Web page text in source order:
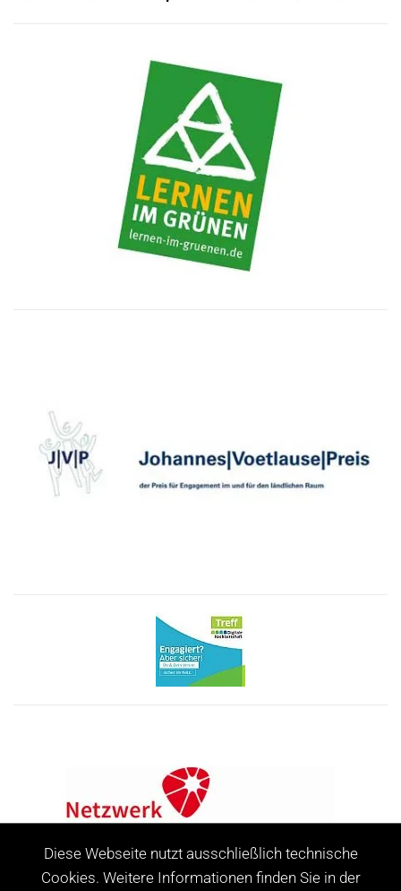
Diese Webseite nutzt ausschließlich technische
Cookies. Weitere Informationen finden Sie in der